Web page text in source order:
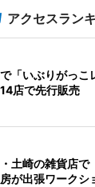
アクセスラン
「いぶりがっ
店で先行販売
土崎の雑貨店
が出張ワークシ